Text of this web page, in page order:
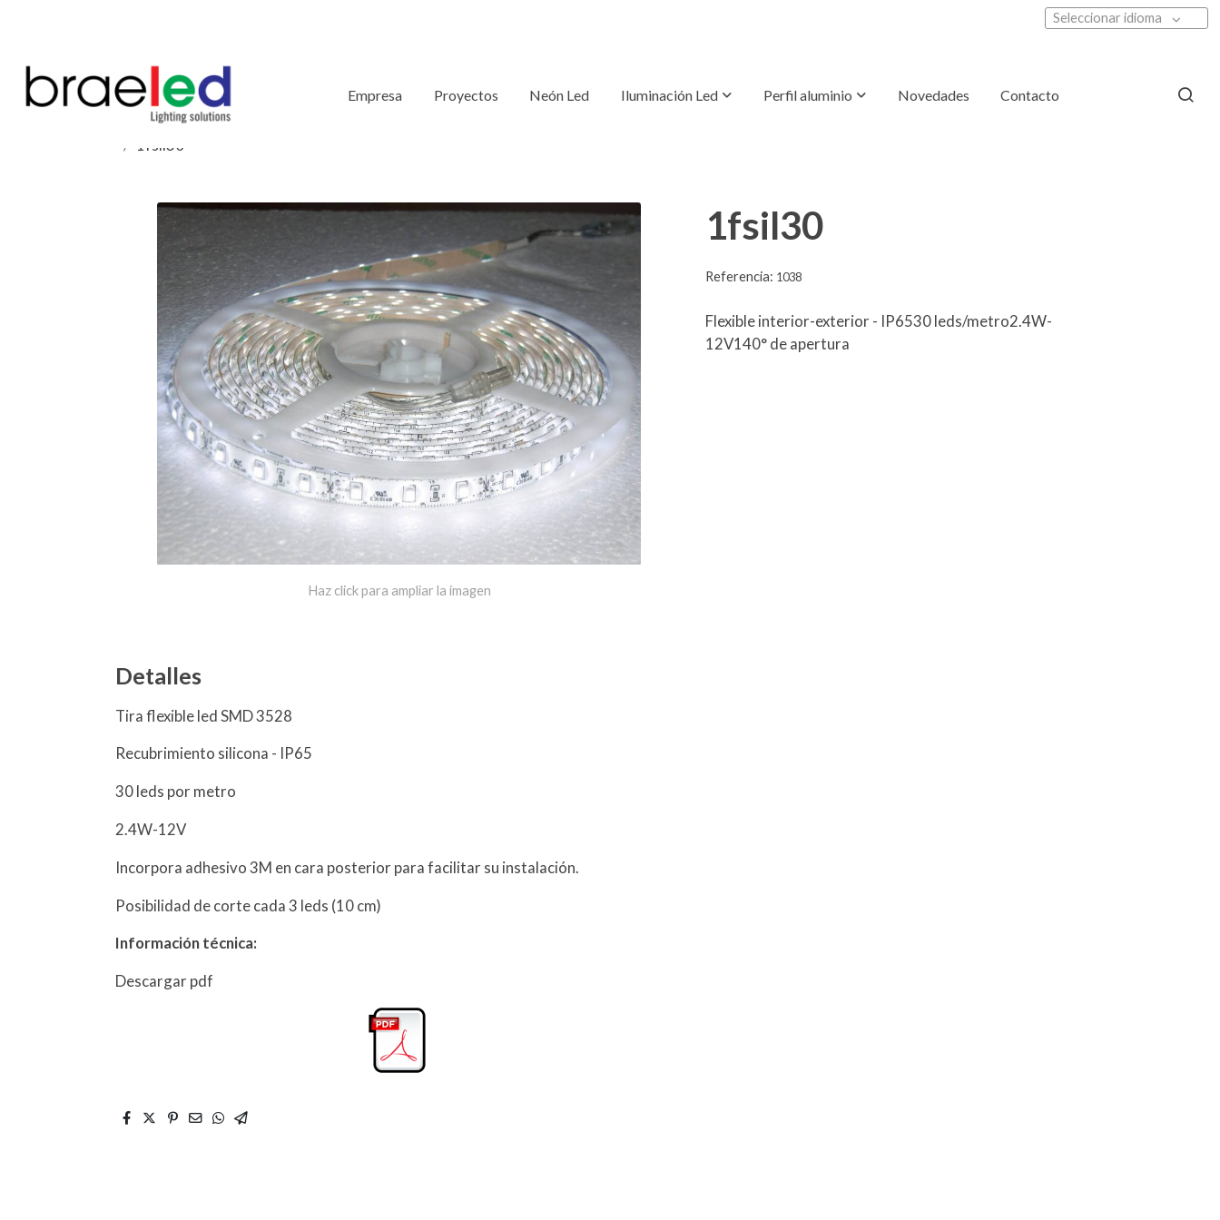
Seleccionar idioma
Empresa Proyectos Neón Led Iluminación Led Perfil aluminio Novedades Contacto
1fsil30
Haz click para ampliar la imagen
Detalles
Tira flexible led SMD 3528
Recubrimiento silicona - IP65
30 leds por metro
2.4W-12V
Incorpora adhesivo 3M en cara posterior para facilitar su instalación.
Posibilidad de corte cada 3 leds (10 cm)
Información técnica:
Descargar pdf
1fsil30
Referencia: 1038
Flexible interior-exterior - IP6530 leds/metro2.4W-
12V140° de apertura